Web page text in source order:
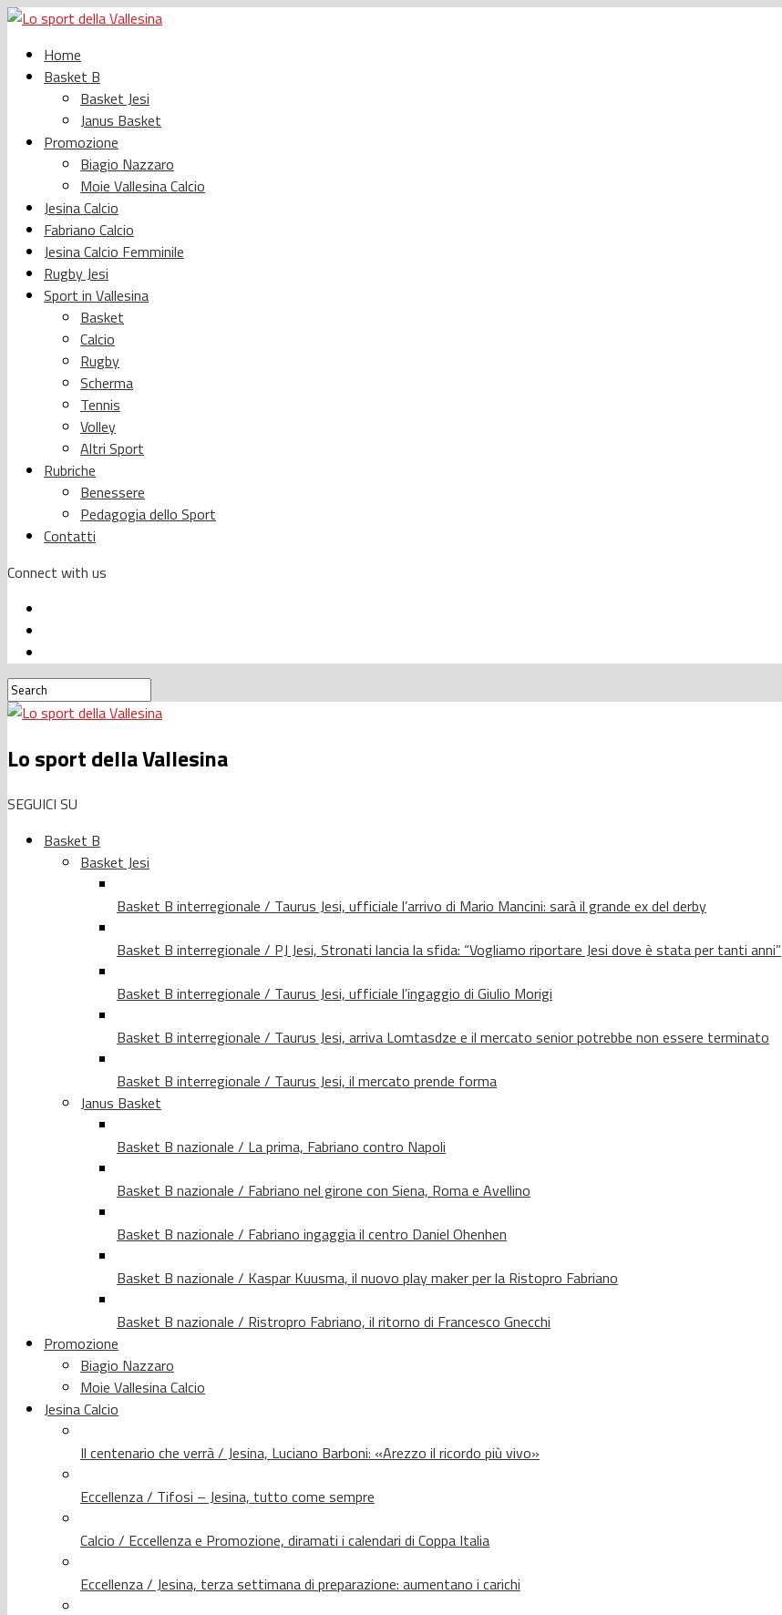
Home
Basket B
Basket Jesi
Janus Basket
Promozione
Biagio Nazzaro
Moie Vallesina Calcio
Jesina Calcio
Fabriano Calcio
Jesina Calcio Femminile
Rugby Jesi
Sport in Vallesina
Basket
Calcio
Rugby
Scherma
Tennis
Volley
Altri Sport
Rubriche
Benessere
Pedagogia dello Sport
Contatti
Connect with us
Lo sport della Vallesina
SEGUICI SU
Basket B
Basket Jesi
Basket B interregionale / Taurus Jesi, ufficiale l’arrivo di Mario Mancini: sarà il grande ex del derby
Basket B interregionale / PJ Jesi, Stronati lancia la sfida: “Vogliamo riportare Jesi dove è stata per tanti anni”
Basket B interregionale / Taurus Jesi, ufficiale l’ingaggio di Giulio Morigi
Basket B interregionale / Taurus Jesi, arriva Lomtasdze e il mercato senior potrebbe non essere terminato
Basket B interregionale / Taurus Jesi, il mercato prende forma
Janus Basket
Basket B nazionale / La prima, Fabriano contro Napoli
Basket B nazionale / Fabriano nel girone con Siena, Roma e Avellino
Basket B nazionale / Fabriano ingaggia il centro Daniel Ohenhen
Basket B nazionale / Kaspar Kuusma, il nuovo play maker per la Ristopro Fabriano
Basket B nazionale / Ristropro Fabriano, il ritorno di Francesco Gnecchi
Promozione
Biagio Nazzaro
Moie Vallesina Calcio
Jesina Calcio
Il centenario che verrà / Jesina, Luciano Barboni: «Arezzo il ricordo più vivo»
Eccellenza / Tifosi – Jesina, tutto come sempre
Calcio / Eccellenza e Promozione, diramati i calendari di Coppa Italia
Eccellenza / Jesina, terza settimana di preparazione: aumentano i carichi